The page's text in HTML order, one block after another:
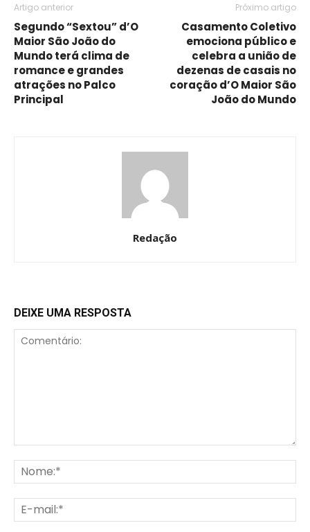
Artigo anterior
Segundo “Sextou” d’O
Maior São João do
Mundo terá clima de
romance e grandes
atrações no Palco
Principal
Próximo artigo
Casamento Coletivo
emociona público e
celebra a união de
dezenas de casais no
coração d’O Maior São
João do Mundo
Redação
DEIXE UMA RESPOSTA